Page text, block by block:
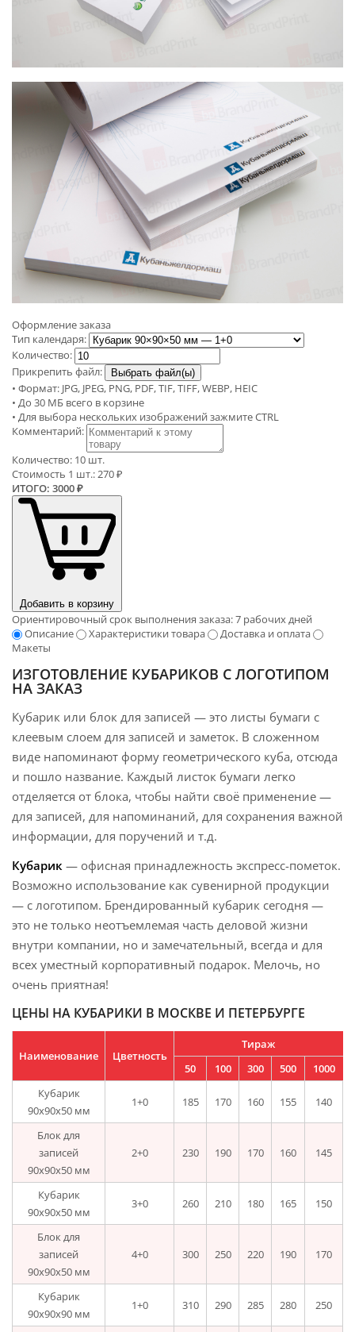
Оформление заказа
Тип календаря:
Количество:
Прикрепить файл:
Выбрать файл(ы)
• Формат: JPG, JPEG, PNG, PDF, TIF, TIFF, WEBP, HEIC
• До 30 МБ всего в корзине
• Для выбора нескольких изображений зажмите CTRL
Комментарий:
Количество: 10 шт.
Стоимость 1 шт.:270 ₽
ИТОГО: 3000 ₽
Добавить в корзину
Ориентировочный срок выполнения заказа: 7 рабочих дней
Описание
Характеристики товара
Доставка и оплата
Макеты
ИЗГОТОВЛЕНИЕ КУБАРИКОВ С ЛОГОТИПОМ
НА ЗАКАЗ
Кубарик или блок для записей — это листы бумаги с
клеевым слоем для записей и заметок. В сложенном
виде напоминают форму геометрического куба, отсюда
и пошло название. Каждый листок бумаги легко
отделяется от блока, чтобы найти своё применение —
для записей, для напоминаний, для сохранения важной
информации, для поручений и т.д.
Кубарик — офисная принадлежность экспресс-пометок.
Возможно использование как сувенирной продукции
— с логотипом. Брендированный кубарик сегодня —
это не только неотъемлемая часть деловой жизни
внутри компании, но и замечательный, всегда и для
всех уместный корпоративный подарок. Мелочь, но
очень приятная!
ЦЕНЫ НА КУБАРИКИ В МОСКВЕ И ПЕТЕРБУРГЕ
Наименование Цветность
Тираж
50
100 300 500
1000
Кубарик
90х90х50 мм
1+0 185 170 160 155 140
Блок для
записей
90х90х50 мм
2+0 230 190 170 160 145
Кубарик
90х90х50 мм
3+0 260 210 180 165 150
Блок для
записей
90х90х50 мм
4+0 300 250 220 190 170
Кубарик
90х90х90 мм
1+0 310 290 285 280 250